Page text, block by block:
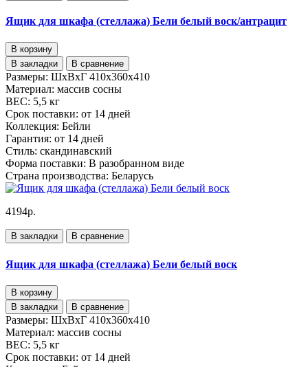
Ящик для шкафа (стеллажа) Бели белый воск/антрацит
В корзину
В закладки
В сравнение
Размеры: ШхВхГ 410х360х410
Материал: массив сосны
ВЕС: 5,5 кг
Срок поставки: от 14 дней
Коллекция: Бейли
Гарантия: от 14 дней
Стиль: скандинавский
Форма поставки: В разобранном виде
Страна производства: Беларусь
4194р.
В закладки В сравнение
Ящик для шкафа (стеллажа) Бели белый воск
В корзину
В закладки
В сравнение
Размеры: ШхВхГ 410х360х410
Материал: массив сосны
ВЕС: 5,5 кг
Срок поставки: от 14 дней